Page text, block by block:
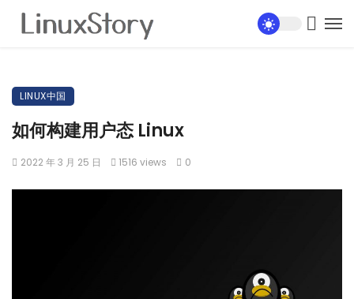
LINUX中国
如何构建用户态 Linux
2022 年 3 月 25 日 1516 views 0